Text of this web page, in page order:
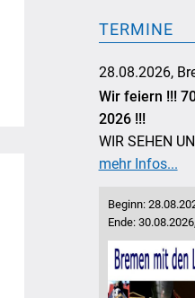
TERMINE
28.08.2026,
Wir feiern !!!
2026 !!!
WIR SEHEN
mehr Infos...
Beginn:
Ende: